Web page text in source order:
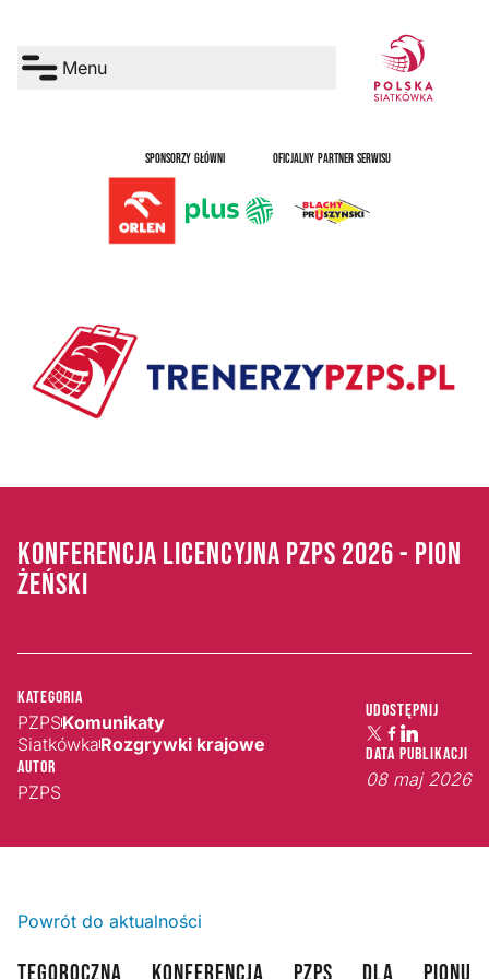
Menu
SPONSORZY GŁÓWNI OFICJALNY PARTNER SERWISU
KONFERENCJA LICENCYJNA PZPS 2026 - PION
ŻEŃSKI
Kategoria
PZPSKomunikaty
SiatkówkaRozgrywki krajowe
Autor
PZPS
Udostępnij
Data publikacji
08 maj 2026
Powrót do aktualności